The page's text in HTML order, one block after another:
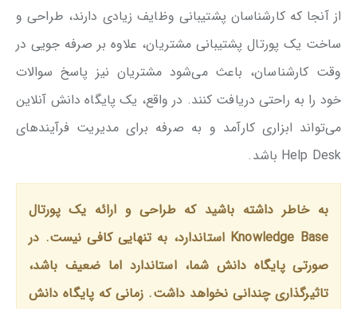
از آنجا که کارشناسان پشتیبانی وظایف زیادی دارند، طراحی و
ساخت یک پورتال پشتیبانی مشتریان، علاوه بر صرفه جویی در
وقت کارشناسان، باعث می‌شود مشتریان نیز پاسخ سوالات
خود را به راحتی دریافت کنند. در واقع، یک پایگاه دانش آنلاین
می‌تواند ابزاری کارآمد و به صرفه برای مدیریت فرآیندهای
Help Desk باشد.
به خاطر داشته باشید که طراحی و ارائه یک پورتال
Knowledge Base استاندارد، به تنهایی کافی نیست. در
صورتی پایگاه دانش شما، استاندارد اما ضعیف باشد،
تاثیرگذاری چندانی نخواهد داشت. زمانی که پایگاه دانش